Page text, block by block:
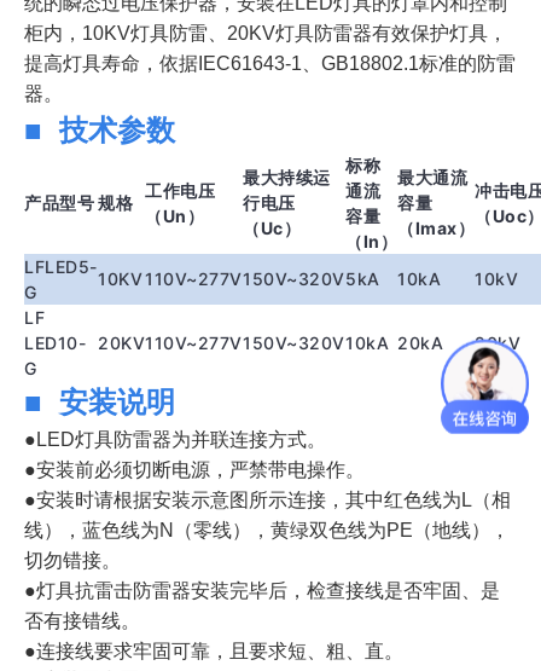
柜内，10KV灯具防雷、20KV灯具防雷器有效保护灯具，
提高灯具寿命，依据IEC61643-1、GB18802.1标准的防雷
器。
■技术参数
产品型号规格
工作电压
（Un ）
最大持续运
行电压
（Uc）
标称
通流
容量
（In ）
最大通流
容量
（Imax）
冲击电
（Uoc
LFLED5-
G
10KV110V~277V150V~320V5kA 10kA
10kV
LF
LED10-
G
20KV110V~277V150V~320V10kA 20kA 20kV
■ 安装说明
●LED灯具防雷器为并联连接方式。
●安装前必须切断电源，严禁带电操作。
●安装时请根据安装示意图所示连接，其中红色线为L（相
线），蓝色线为N（零线），黄绿双色线为PE（地线），
切勿错接。
●灯具抗雷击防雷器安装完毕后，检查接线是否牢固、是
否有接错线。
●连接线要求牢固可靠，且要求短、粗、直。